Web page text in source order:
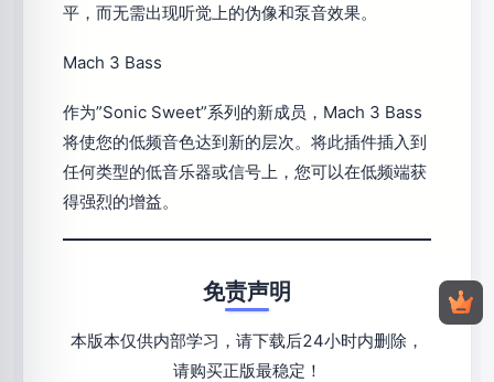
平，而无需出现听觉上的伪像和泵音效果。
Mach 3 Bass
作为”Sonic Sweet”系列的新成员，Mach 3 Bass
将使您的低频音色达到新的层次。将此插件插入到
任何类型的低音乐器或信号上，您可以在低频端获
得强烈的增益。
免责声明
本版本仅供内部学习，请下载后24小时内删除，
请购买正版最稳定！